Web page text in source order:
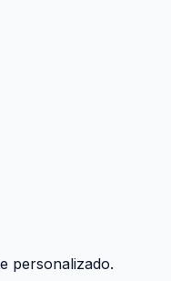
personalizado.